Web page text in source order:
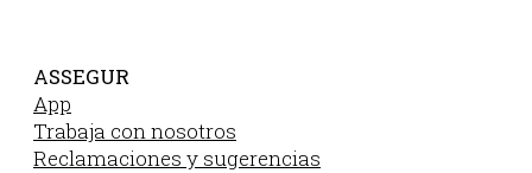
ASSEGUR
App
Trabaja con nosotros
Reclamaciones y sugerencias